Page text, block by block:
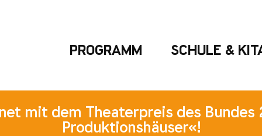
PROGRAMM SCHULE &
mit dem Theaterpreis des
Produktionshäuser«!